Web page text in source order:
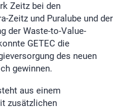
Zeitz bei den
Zeitz und Puralube und der
der Waste-to-Value-
GETEC die
des neuen
gewinnen.
aus einem
zusätzlichen